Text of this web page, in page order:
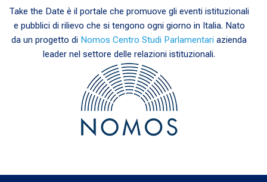
Take the Date è il portale che promuove gli eventi istituzionali
e pubblici di rilievo che si tengono ogni giorno in Italia. Nato
da un progetto di Nomos Centro Studi Parlamentari azienda
leader nel settore delle relazioni istituzionali.